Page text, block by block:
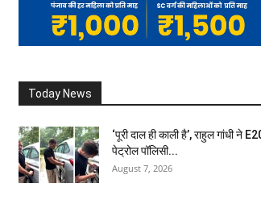
Today News
‘पूरी दाल ही काली है’, राहुल गांधी ने
पेट्रोल पॉलिसी...
August 7, 2026